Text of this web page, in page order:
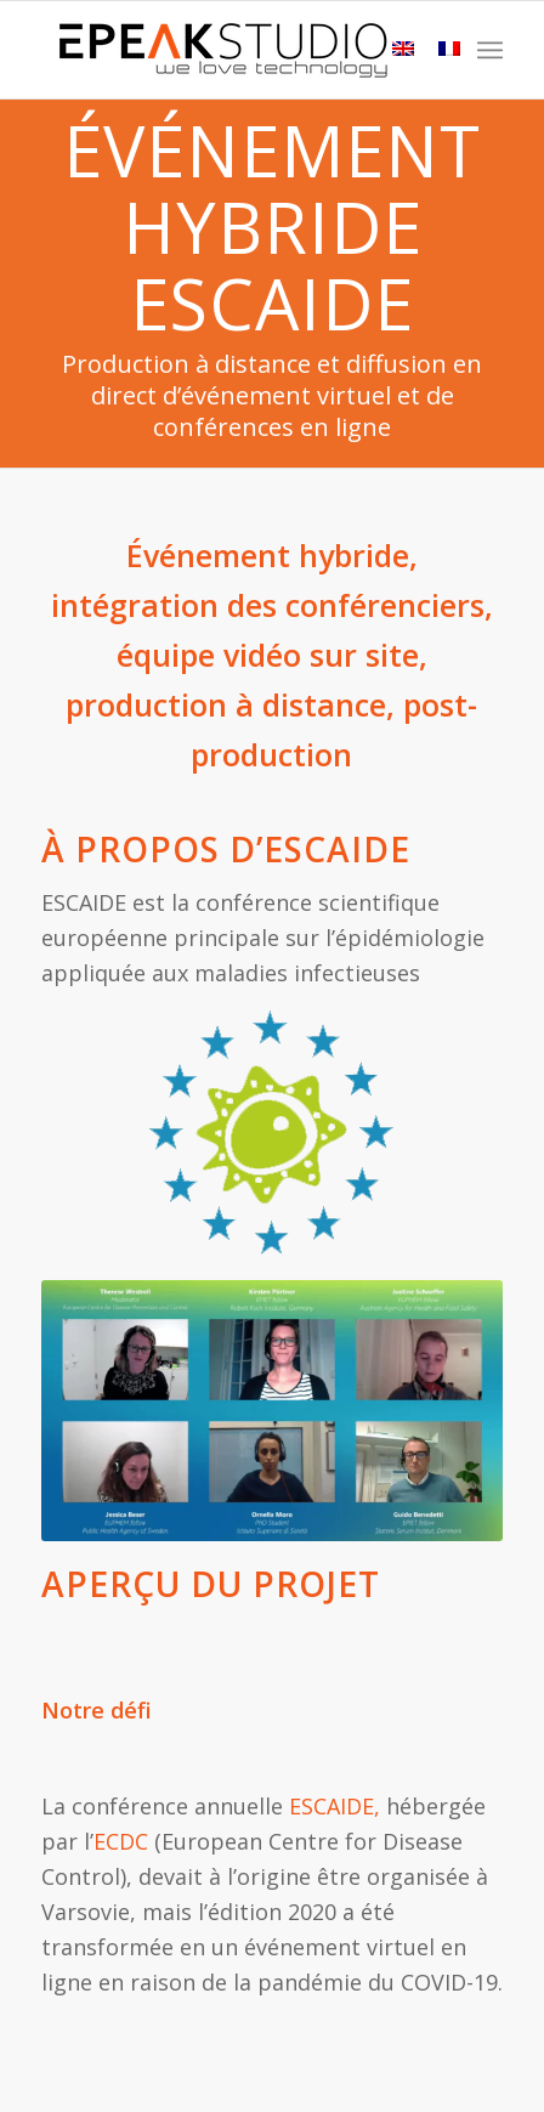
ÉVÉNEMENT
HYBRIDE
ESCAIDE
Production à distance et diffusion en
direct d’événement virtuel et de
conférences en ligne
Événement hybride,
intégration des conférenciers,
équipe vidéo sur site,
production à distance, post-
production
À PROPOS D’ESCAIDE
ESCAIDE est la conférence scientifique
européenne principale sur l’épidémiologie
appliquée aux maladies infectieuses
APERÇU DU PROJET
Notre défi
La conférence annuelle ESCAIDE, hébergée
par l’ECDC (European Centre for Disease
Control), devait à l’origine être organisée à
Varsovie, mais l’édition 2020 a été
transformée en un événement virtuel en
ligne en raison de la pandémie du COVID-19.